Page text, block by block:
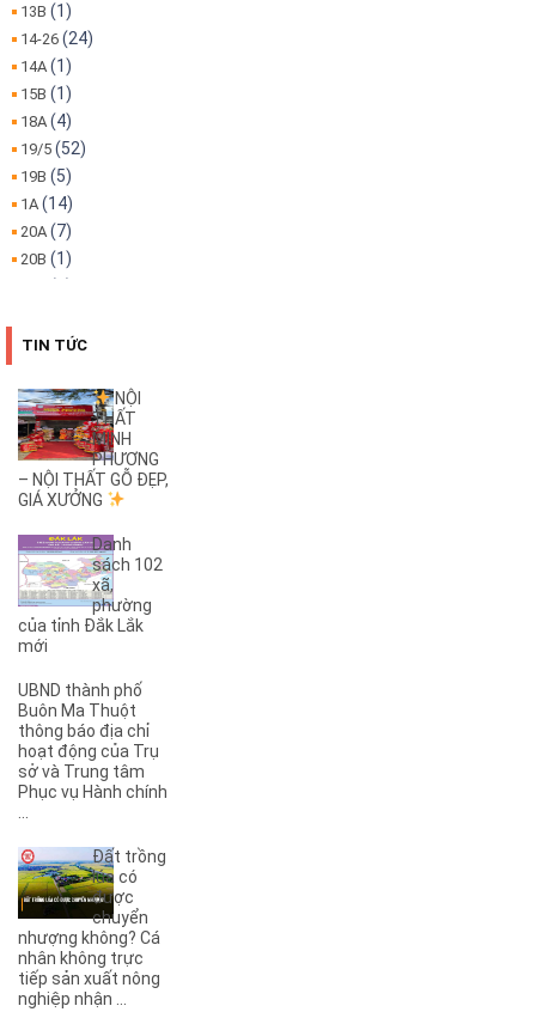
13B (1)
14-26 (24)
14A (1)
15B (1)
18A (4)
19/5 (52)
19B (5)
1A (14)
20A (7)
20B (1)
25B(4)
26B(1)
27B(2)
2KC(1)
30/4(29)
32(1)
32A(1)
3A(1)
3B(3)
3KC (1)
4A(1)
5A(1)
5KC(3)
6A(1)
6B (1)
8B(3)
8KC(1)
9A(1)
9KC(1)
A(7)
A Dừa(5)
TIN TỨC
NỘI
THẤT
MINH
PHƯƠNG
– NỘI THẤT GỖ ĐẸP,
GIÁ XƯỞNG
Danh
sách 102
xã,
phường
của tỉnh Đắk Lắk
mới
UBND thành phố
Buôn Ma Thuột
thông báo địa chỉ
hoạt động của Trụ
sở và Trung tâm
Phục vụ Hành chính
Đất trồng
lúa có
được
chuyển
nhượng không? Cá
nhân không trực
tiếp sản xuất nông
nghiệp nhận ...